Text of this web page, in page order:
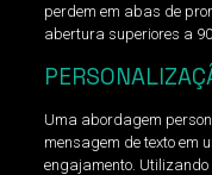
perdem em abas de
abertura superiores a
Uma abordagem
mensagem de texto em
engajamento. Utilizando